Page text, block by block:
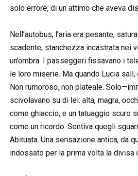
solo errore, di un attimo che aveva
Nell’autobus, l’aria era pesante,
scadente, stanchezza incastrata nei
un’ombra. I passeggeri fissavano i
le loro miserie. Ma quando Lucia
Non rumoroso, non plateale.
scivolavano su di lei: alta, magra,
come ghiaccio, e un tatuaggio scuro
come un ricordo. Sentiva quegli
Abituata. Una sensazione antica, da
indossato per la prima volta la divisa